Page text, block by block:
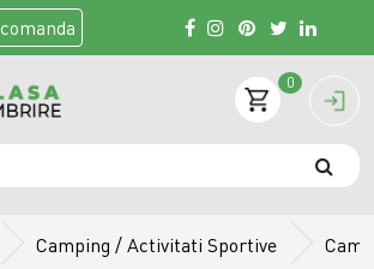
comanda
0
Camping / Activitati Sportive